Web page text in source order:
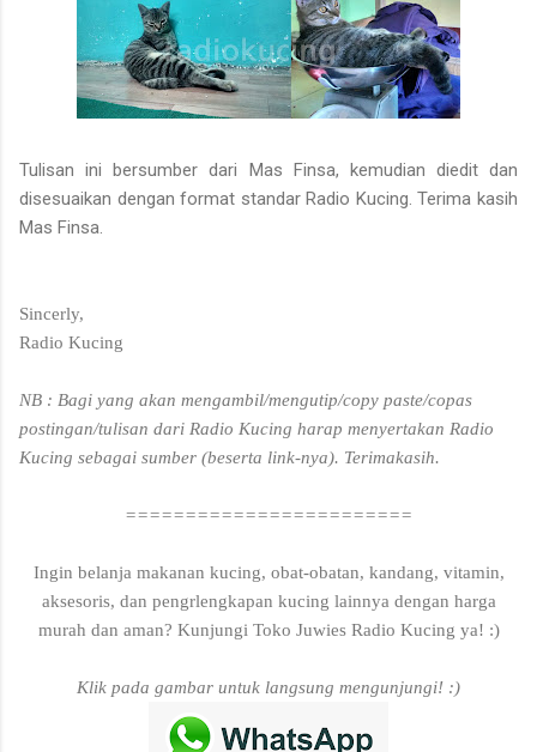
Tulisan ini bersumber dari Mas Finsa, kemudian diedit dan
disesuaikan dengan format standar Radio Kucing. Terima kasih
Mas Finsa.
Sincerly,
Radio Kucing
NB : Bagi yang akan mengambil/mengutip/copy paste/copas
postingan/tulisan dari Radio Kucing harap menyertakan Radio
Kucing sebagai sumber (beserta link-nya). Terimakasih.
========================
Ingin belanja makanan kucing, obat-obatan, kandang, vitamin,
aksesoris, dan pengrlengkapan kucing lainnya dengan harga
murah dan aman? Kunjungi Toko Juwies Radio Kucing ya! :)
Klik pada gambar untuk langsung mengunjungi! :)